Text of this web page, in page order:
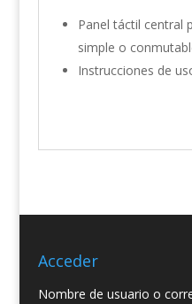
Panel táctil central
simple o
Instrucciones de
Acceder
Nombre de usuario o